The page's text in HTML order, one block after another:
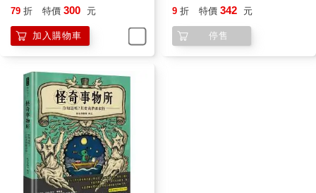
79 折 特價 300 元
加入購物車
附贈「所長發財金」金屬書
9 折 特價 342 元
停售